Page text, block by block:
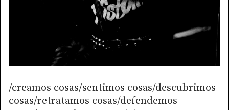
/creamos cosas/sentimos cosas/descubrimos
cosas/retratamos cosas/defendemos